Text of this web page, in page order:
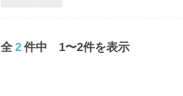
全 2 件中 1〜2件を表示